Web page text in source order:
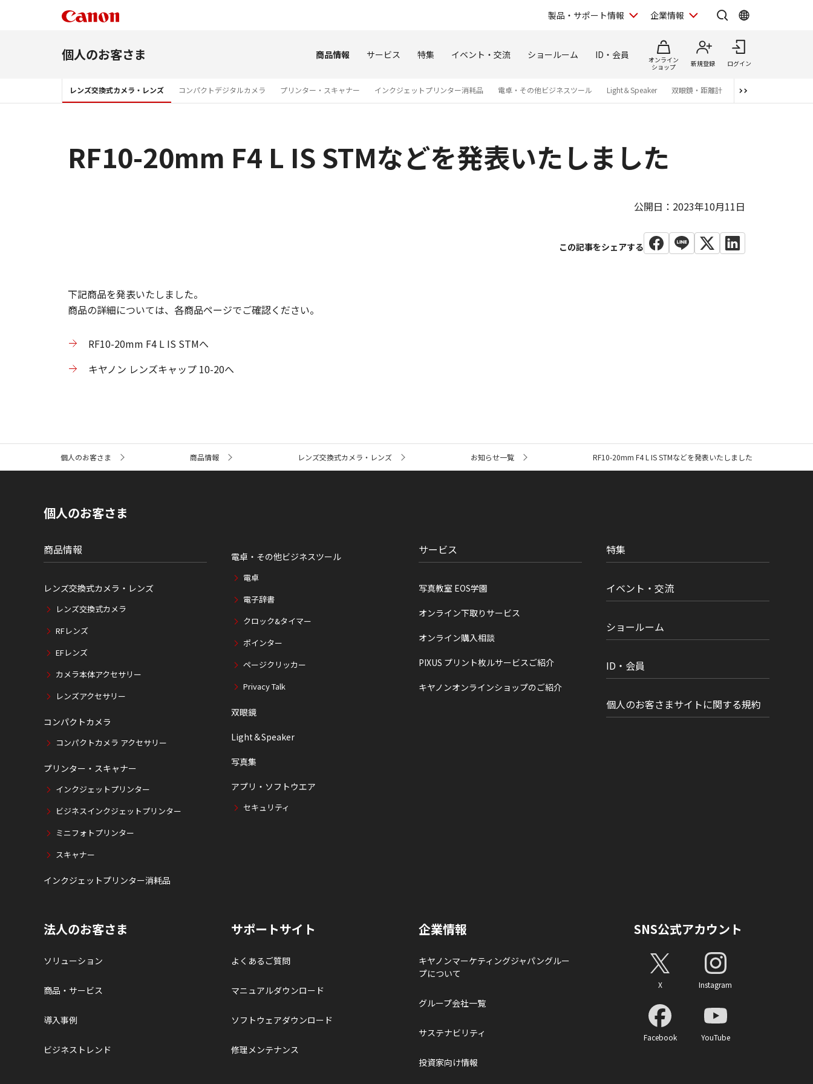
製品・サポート情報 企業情報
個人のお客さま 商品情報 サービス 特集 イベント・交流 ショールーム ID・会員
オンライン
ショップ
新規登録 ログイン
レンズ交換式カメラ・レンズ コンパクトデジタルカメラ プリンター・スキャナー インクジェットプリンター消耗品 電卓・その他ビジネスツール Light＆Speaker 双眼鏡・距離計 写真集
RF10-20mm F4 L IS STMなどを発表いたしました
公開日：2023年10月11日
下記商品を発表いたしました。
商品の詳細については、各商品ページでご確認ください。
RF10-20mm F4 L IS STMへ
キヤノン レンズキャップ 10-20へ
ト
個人のお客さま 商品情報 レンズ交換式カメラ・レンズ お知らせ一覧 RF10-20mm F4 L IS STMなどを発表いたしました
個人のお客さま
商品情報
レンズ交換式カメラ・レンズ
レンズ交換式カメラ
RFレンズ
EFレンズ
カメラ本体アクセサリー
レンズアクセサリー
コンパクトカメラ
コンパクトカメラ アクセサリー
プリンター・スキャナー
インクジェットプリンター
ビジネスインクジェットプリンター
ミニフォトプリンター
スキャナー
インクジェットプリンター消耗品
電卓・その他ビジネスツール
電卓
電子辞書
クロック&タイマー
ポインター
ページクリッカー
Privacy Talk
双眼鏡
Light＆Speaker
写真集
アプリ・ソフトウエア
セキュリティ
サービス
写真教室 EOS学園
オンライン下取りサービス
オンライン購入相談
PIXUS プリント枚ルサービスご紹介
キヤノンオンラインショップのご紹介
特集
イベント・交流
ショールーム
ID・会員
個人のお客さまサイトに関する規約
法人のお客さま
ソリューション
商品・サービス
導入事例
ビジネストレンド
サポートサイト
よくあるご質問
マニュアルダウンロード
ソフトウェアダウンロード
修理メンテナンス
企業情報
キヤノンマーケティングジャパングルー
プについて
グループ会社一覧
サステナビリティ
投資家向け情報
SNS公式アカウント
X Instagram
Facebook YouTube